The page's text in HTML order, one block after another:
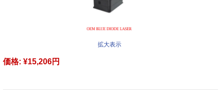
拡大表示
価格: ¥15,206円